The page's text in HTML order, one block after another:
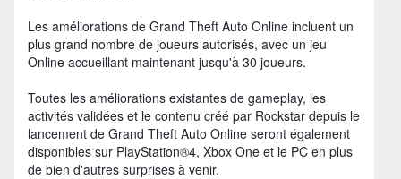
Les améliorations de Grand Theft Auto Online incluent un
plus grand nombre de joueurs autorisés, avec un jeu
Online accueillant maintenant jusqu'à 30 joueurs.
Toutes les améliorations existantes de gameplay, les
activités validées et le contenu créé par Rockstar depuis le
lancement de Grand Theft Auto Online seront également
disponibles sur PlayStation®4, Xbox One et le PC en plus
de bien d'autres surprises à venir.